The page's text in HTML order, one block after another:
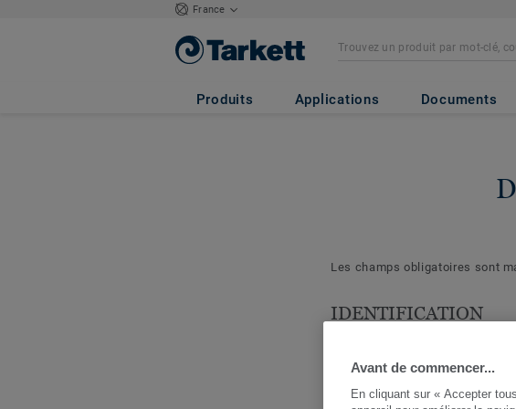
France
Produits Applications Documents
Les champs obligatoires sont
IDENTIFICATION
Les questions suivantes
cerner votre demande et d'y
Avant de commencer...
En cliquant sur « Accepter